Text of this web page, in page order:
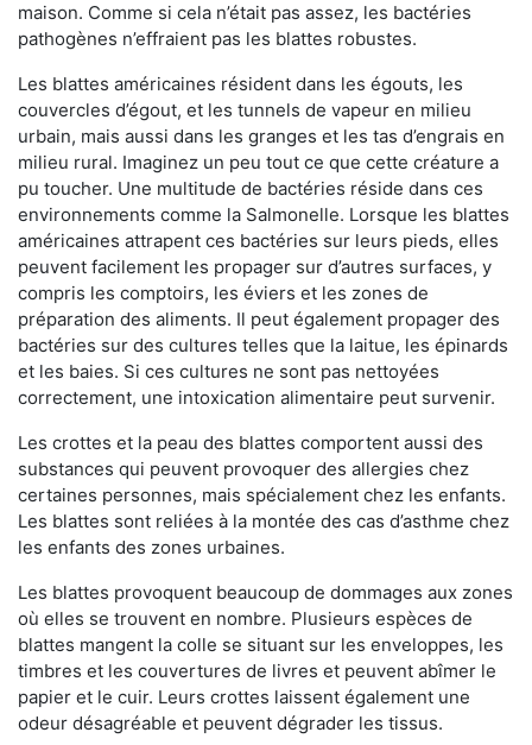
maison. Comme si cela n’était pas assez, les bactéries
pathogènes n’effraient pas les blattes robustes.
Les blattes américaines résident dans les égouts, les
couvercles d’égout, et les tunnels de vapeur en milieu
urbain, mais aussi dans les granges et les tas d’engrais en
milieu rural. Imaginez un peu tout ce que cette créature a
pu toucher. Une multitude de bactéries réside dans ces
environnements comme la Salmonelle. Lorsque les blattes
américaines attrapent ces bactéries sur leurs pieds, elles
peuvent facilement les propager sur d’autres surfaces, y
compris les comptoirs, les éviers et les zones de
préparation des aliments. Il peut également propager des
bactéries sur des cultures telles que la laitue, les épinards
et les baies. Si ces cultures ne sont pas nettoyées
correctement, une intoxication alimentaire peut survenir.
Les crottes et la peau des blattes comportent aussi des
substances qui peuvent provoquer des allergies chez
certaines personnes, mais spécialement chez les enfants.
Les blattes sont reliées à la montée des cas d’asthme chez
les enfants des zones urbaines.
Les blattes provoquent beaucoup de dommages aux zones
où elles se trouvent en nombre. Plusieurs espèces de
blattes mangent la colle se situant sur les enveloppes, les
timbres et les couvertures de livres et peuvent abîmer le
papier et le cuir. Leurs crottes laissent également une
odeur désagréable et peuvent dégrader les tissus.